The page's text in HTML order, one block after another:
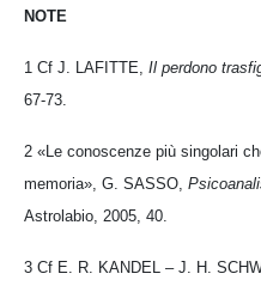
NOTE
1 Cf J. LAFITTE, Il perdono
67-73.
2 «Le conoscenze più singolari
memoria», G. SASSO,
Astrolabio, 2005, 40.
3 Cf E. R. KANDEL – J. H.